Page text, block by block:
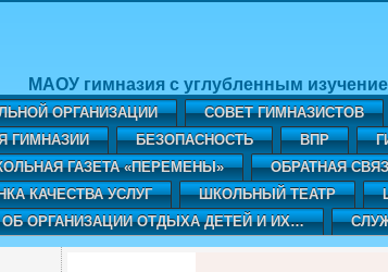
МАОУ гимназия с углубленным
ОРГАНИЗАЦИИ СОВЕТ ГИМНАЗИСТОВ
ГИМНАЗИИ БЕЗОПАСНОСТЬ ВПР
ГАЗЕТА «ПЕРЕМЕНЫ» ОБРАТНАЯ
КАЧЕСТВА УСЛУГ ШКОЛЬНЫЙ ТЕАТР
ОРГАНИЗАЦИИ ОТДЫХА ДЕТЕЙ И ИХ…